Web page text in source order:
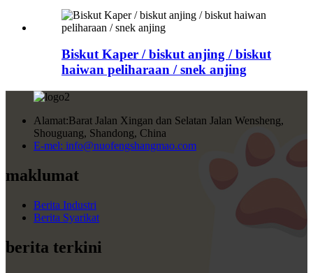
Biskut Kaper / biskut anjing / biskut
haiwan peliharaan / snek anjing
Alamat:Barat Jalan Xingan dan Selatan Jalan Wensheng,
Shouguang, Shandong, China
E-mel: info@nuofengshangmao.com
maklumat
Berita Industri
Berita Syarikat
berita terkini